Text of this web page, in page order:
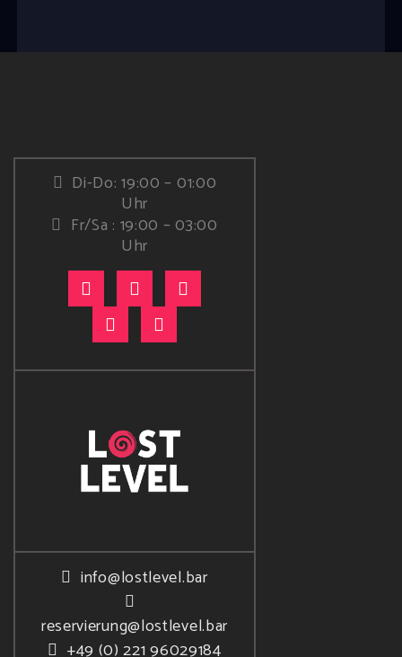
Di-Do: 19:00 – 01:00
Uhr
Fr/Sa : 19:00 – 03:00
Uhr
info@lostlevel.bar
reservierung@lostlevel.bar
+49 (0) 221 96029184